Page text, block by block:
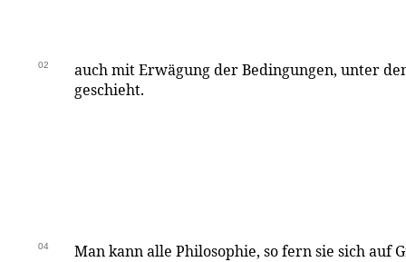
02
auch mit Erwägung der Bedingungen, unter
geschieht.
04 Man kann alle Philosophie, so fern sie sich auf